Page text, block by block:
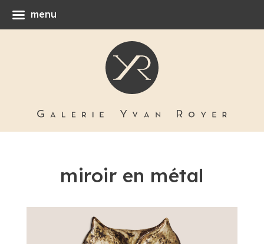
miroir en métal
menu